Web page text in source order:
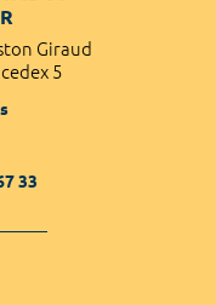
Giraud
5
33